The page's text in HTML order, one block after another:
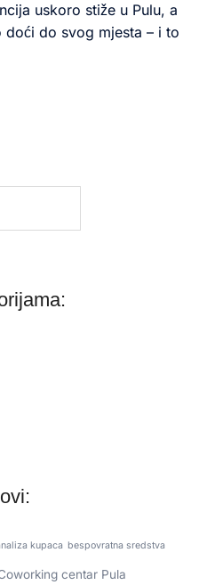
uskoro stiže u Pulu, a
do svog mjesta – i to
kupaca bespovratna sredstva
centar Pula